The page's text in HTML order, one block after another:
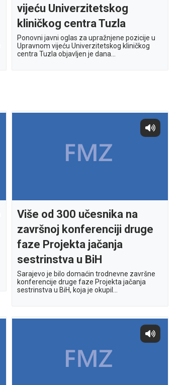
vijeću Univerzitetskog
kliničkog centra Tuzla
Ponovni javni oglas za upražnjene pozicije u
Upravnom vijeću Univerzitetskog kliničkog
centra Tuzla objavljen je dana...
Više od 300 učesnika na
završnoj konferenciji druge
faze Projekta jačanja
sestrinstva u BiH
Sarajevo je bilo domaćin trodnevne završne
konferencije druge faze Projekta jačanja
sestrinstva u BiH, koja je okupil...